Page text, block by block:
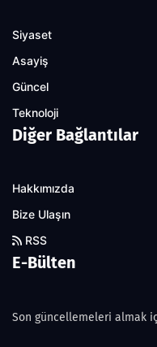
Siyaset
Asayiş
Güncel
Teknoloji
Diğer Bağlantılar
Hakkımızda
Bize Ulaşın
RSS
E-Bülten
Son güncellemeleri almak